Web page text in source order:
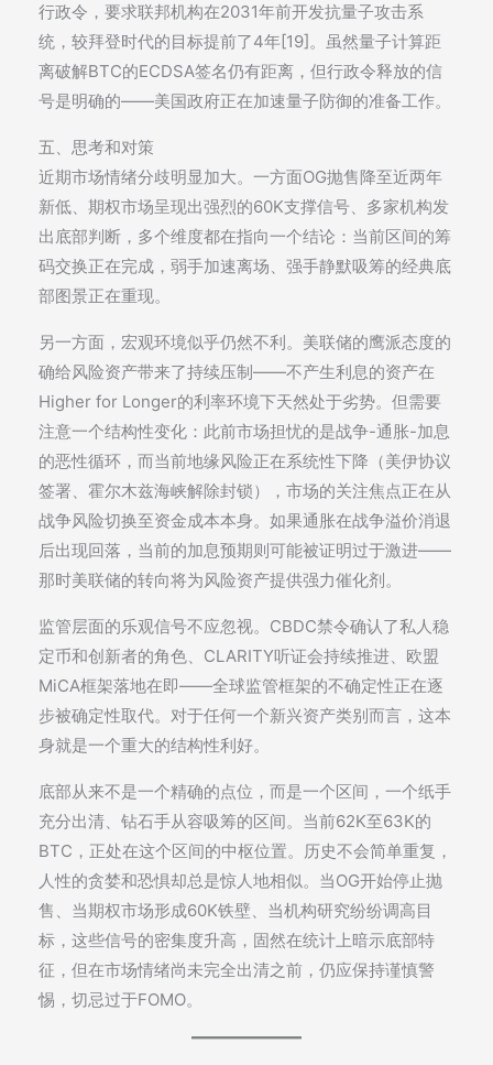
行政令，要求联邦机构在2031年前开发抗量子攻击系
统，较拜登时代的目标提前了4年[19]。虽然量子计算距
离破解BTC的ECDSA签名仍有距离，但行政令释放的信
号是明确的——美国政府正在加速量子防御的准备工作。
五、思考和对策
近期市场情绪分歧明显加大。一方面OG抛售降至近两年
新低、期权市场呈现出强烈的60K支撑信号、多家机构发
出底部判断，多个维度都在指向一个结论：当前区间的筹
码交换正在完成，弱手加速离场、强手静默吸筹的经典底
部图景正在重现。
另一方面，宏观环境似乎仍然不利。美联储的鹰派态度的
确给风险资产带来了持续压制——不产生利息的资产在
Higher for Longer的利率环境下天然处于劣势。但需要
注意一个结构性变化：此前市场担忧的是战争-通胀-加息
的恶性循环，而当前地缘风险正在系统性下降（美伊协议
签署、霍尔木兹海峡解除封锁），市场的关注焦点正在从
战争风险切换至资金成本本身。如果通胀在战争溢价消退
后出现回落，当前的加息预期则可能被证明过于激进——
那时美联储的转向将为风险资产提供强力催化剂。
监管层面的乐观信号不应忽视。CBDC禁令确认了私人稳
定币和创新者的角色、CLARITY听证会持续推进、欧盟
MiCA框架落地在即——全球监管框架的不确定性正在逐
步被确定性取代。对于任何一个新兴资产类别而言，这本
身就是一个重大的结构性利好。
底部从来不是一个精确的点位，而是一个区间，一个纸手
充分出清、钻石手从容吸筹的区间。当前62K至63K的
BTC，正处在这个区间的中枢位置。历史不会简单重复，
人性的贪婪和恐惧却总是惊人地相似。当OG开始停止抛
售、当期权市场形成60K铁壁、当机构研究纷纷调高目
标，这些信号的密集度升高，固然在统计上暗示底部特
征，但在市场情绪尚未完全出清之前，仍应保持谨慎警
惕，切忌过于FOMO。